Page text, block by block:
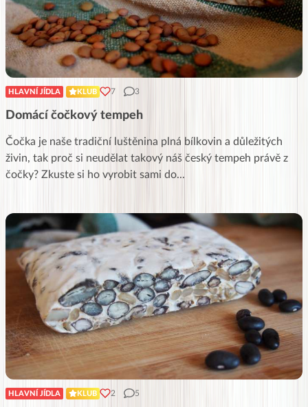
HLAVNÍ JÍDLA KLUB 7 3
Domácí čočkový tempeh
Čočka je naše tradiční luštěnina plná bílkovin a důležitých
živin, tak proč si neudělat takový náš český tempeh právě z
čočky? Zkuste si ho vyrobit sami do...
HLAVNÍ JÍDLA KLUB 2 5